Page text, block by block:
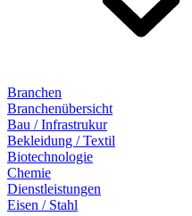
Branchen
Branchenübersicht
Bau / Infrastrukur
Bekleidung / Textil
Biotechnologie
Chemie
Dienstleistungen
Eisen / Stahl